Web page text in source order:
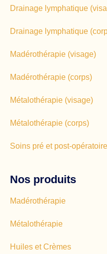
Drainage lymphatique
Drainage lymphatique
Madérothérapie (visage)
Madérothérapie (corps)
Métalothérapie (visage)
Métalothérapie (corps)
Soins pré et post-opératoire
Nos produits
Madérothérapie
Métalothérapie
Huiles et Crèmes